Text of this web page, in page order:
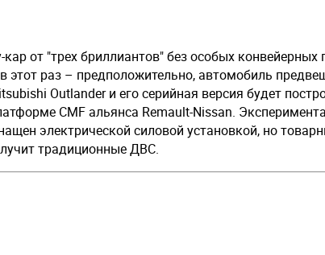
от "трех бриллиантов" без особых конвейерных
этот раз – предположительно, автомобиль
Outlander и его серийная версия будет
CMF альянса Remault-Nissan.
электрической силовой установкой, но
традиционные ДВС.